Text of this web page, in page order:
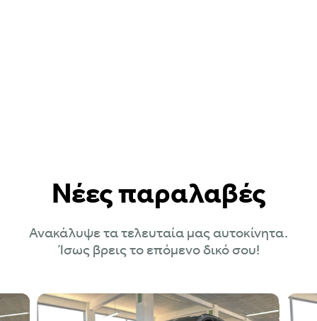
Νέες παραλαβές
Ανακάλυψε τα τελευταία μας αυτοκίνητα.
Ίσως βρεις το επόμενο δικό σου!